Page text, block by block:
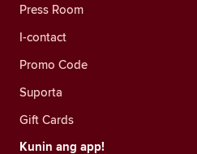
Press Room
I-contact
Promo Code
Suporta
Gift Cards
Kunin ang app!